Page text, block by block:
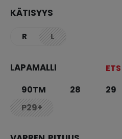
KÄTISYYS
R Lnot.available
LAPAMALLI
90TM
28 29
P29+
not.available